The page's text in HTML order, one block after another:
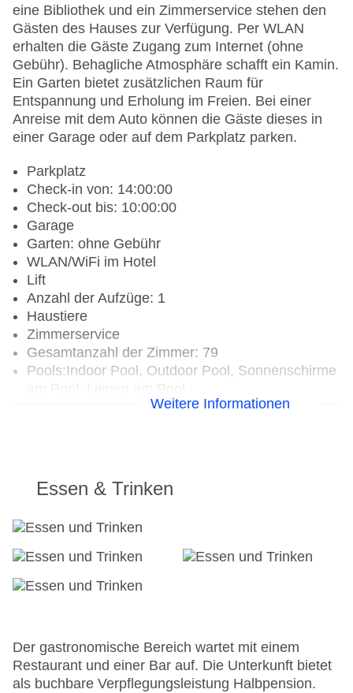
eine Bibliothek und ein Zimmerservice stehen den
Gästen des Hauses zur Verfügung. Per WLAN
erhalten die Gäste Zugang zum Internet (ohne
Gebühr). Behagliche Atmosphäre schafft ein Kamin.
Ein Garten bietet zusätzlichen Raum für
Entspannung und Erholung im Freien. Bei einer
Anreise mit dem Auto können die Gäste dieses in
einer Garage oder auf dem Parkplatz parken.
Parkplatz
Check-in von: 14:00:00
Check-out bis: 10:00:00
Garage
Garten: ohne Gebühr
WLAN/WiFi im Hotel
Lift
Anzahl der Aufzüge: 1
Haustiere
Zimmerservice
Gesamtanzahl der Zimmer: 79
Pools:Indoor Pool, Outdoor Pool, Sonnenschirme
Landeskategorie: 3 SterneWeitere Informationen
Essen & Trinken
Der gastronomische Bereich wartet mit einem
Restaurant und einer Bar auf. Die Unterkunft bietet
als buchbare Verpflegungsleistung Halbpension.